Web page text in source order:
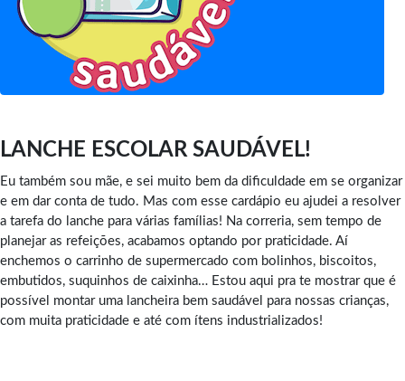
LANCHE ESCOLAR SAUDÁVEL!
Eu também sou mãe, e sei muito bem da dificuldade em se organizar
e em dar conta de tudo. Mas com esse cardápio eu ajudei a resolver
a tarefa do lanche para várias famílias! Na correria, sem tempo de
planejar as refeições, acabamos optando por praticidade. Aí
enchemos o carrinho de supermercado com bolinhos, biscoitos,
embutidos, suquinhos de caixinha… Estou aqui pra te mostrar que é
possível montar uma lancheira bem saudável para nossas crianças,
com muita praticidade e até com ítens industrializados!